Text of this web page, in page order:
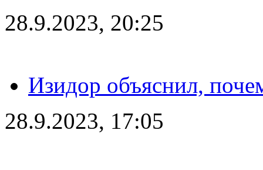
28.9.2023, 20:25
Изидор объяснил,
28.9.2023, 17:05